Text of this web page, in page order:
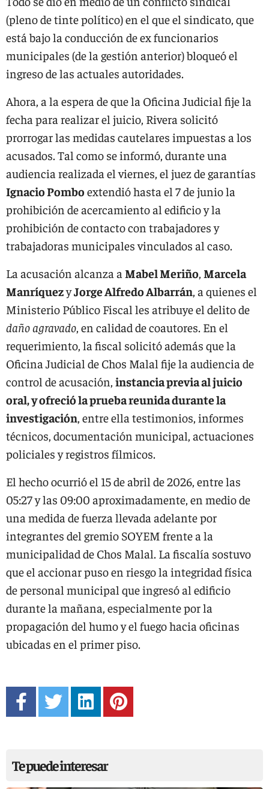
(pleno de tinte político) en el que el sindicato, que
está bajo la conducción de ex funcionarios
municipales (de la gestión anterior) bloqueó el
ingreso de las actuales autoridades.
Ahora, a la espera de que la Oficina Judicial fije la
fecha para realizar el juicio, Rivera solicitó
prorrogar las medidas cautelares impuestas a los
acusados. Tal como se informó, durante una
audiencia realizada el viernes, el juez de garantías
Ignacio Pombo extendió hasta el 7 de junio la
prohibición de acercamiento al edificio y la
prohibición de contacto con trabajadores y
trabajadoras municipales vinculados al caso.
La acusación alcanza a Mabel Meriño, Marcela
ManríquezyJorge Alfredo Albarrán, a quienes el
Ministerio Público Fiscal les atribuye el delito de
daño agravado, en calidad de coautores. En el
requerimiento, la fiscal solicitó además que la
Oficina Judicial de Chos Malal fije la audiencia de
control de acusación, instancia previa al juicio
oral, y ofreció la prueba reunida durante la
investigación, entre ella testimonios, informes
técnicos, documentación municipal, actuaciones
policiales y registros fílmicos.
El hecho ocurrió el 15 de abril de 2026, entre las
05:27 y las 09:00 aproximadamente, en medio de
una medida de fuerza llevada adelante por
integrantes del gremio SOYEM frente a la
municipalidad de Chos Malal. La fiscalía sostuvo
que el accionar puso en riesgo la integridad física
de personal municipal que ingresó al edificio
durante la mañana, especialmente por la
propagación del humo y el fuego hacia oficinas
ubicadas en el primer piso.
Te puede interesar